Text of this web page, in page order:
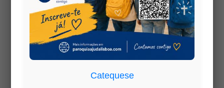
Concerto Coral
1 Junho, 2008 |atividades
O concerto Coral que se realizou no passado
Domingo, 01 de Junho, na nossa Igreja Paroquial
deixou encantados os que puderam assistir. Dois
Catequese